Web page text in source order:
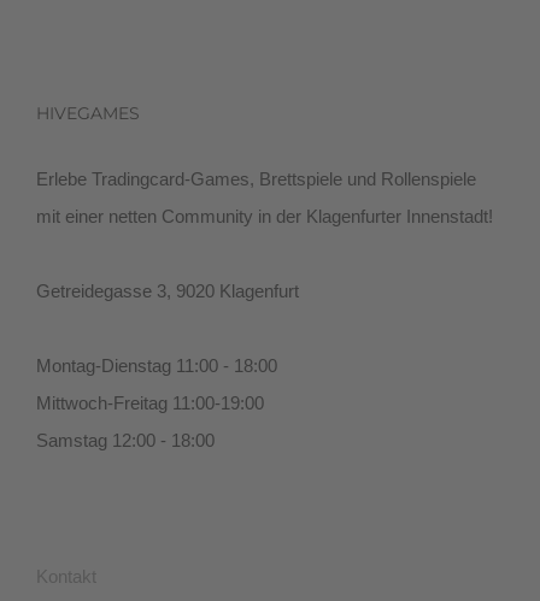
HIVEGAMES
Erlebe Tradingcard-Games, Brettspiele und Rollenspiele
mit einer netten Community in der Klagenfurter Innenstadt!
Getreidegasse 3, 9020 Klagenfurt
Montag-Dienstag 11:00 - 18:00
Mittwoch-Freitag 11:00-19:00
Samstag 12:00 - 18:00
Kontakt